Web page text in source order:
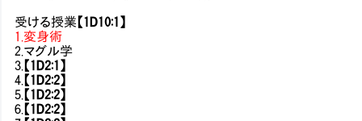
受ける授業 【1D10:1】
1.変身術
2.マグル学
3. 【1D2:1】
4. 【1D2:2】
5. 【1D2:2】
6. 【1D2:2】